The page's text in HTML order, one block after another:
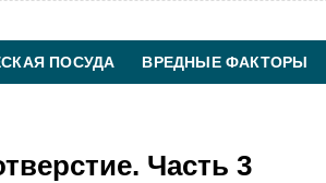
ПОСУДА ВРЕДНЫЕ ФАКТОРЫ
Часть 3